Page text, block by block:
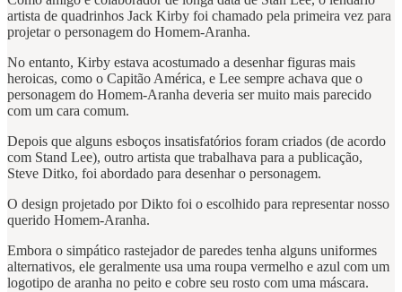
artista de quadrinhos Jack Kirby foi chamado pela primeira vez para
projetar o personagem do Homem-Aranha.
No entanto, Kirby estava acostumado a desenhar figuras mais
heroicas, como o Capitão América, e Lee sempre achava que o
personagem do Homem-Aranha deveria ser muito mais parecido
com um cara comum.
Depois que alguns esboços insatisfatórios foram criados (de acordo
com Stand Lee), outro artista que trabalhava para a publicação,
Steve Ditko, foi abordado para desenhar o personagem.
O design projetado por Dikto foi o escolhido para representar nosso
querido Homem-Aranha.
Embora o simpático rastejador de paredes tenha alguns uniformes
alternativos, ele geralmente usa uma roupa vermelho e azul com um
logotipo de aranha no peito e cobre seu rosto com uma máscara.